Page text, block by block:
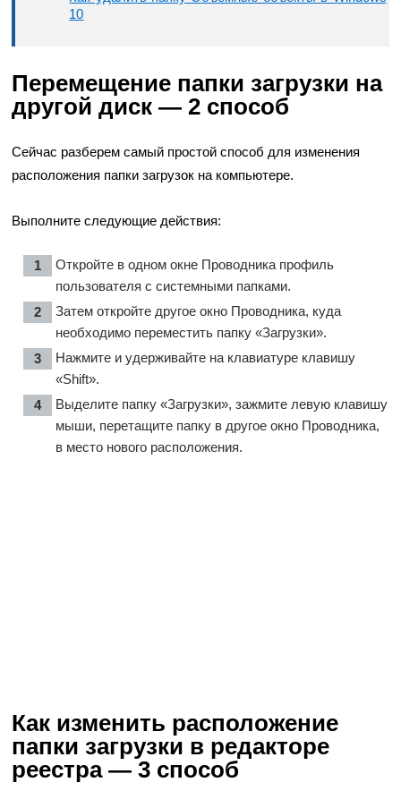
10
Перемещение папки загрузки на
другой диск — 2 способ
Сейчас разберем самый простой способ для изменения
расположения папки загрузок на компьютере.
Выполните следующие действия:
Откройте в одном окне Проводника профиль
пользователя с системными папками.
Затем откройте другое окно Проводника, куда
необходимо переместить папку «Загрузки».
Нажмите и удерживайте на клавиатуре клавишу
«Shift».
Выделите папку «Загрузки», зажмите левую клавишу
мыши, перетащите папку в другое окно Проводника,
в место нового расположения.
Как изменить расположение
папки загрузки в редакторе
реестра — 3 способ